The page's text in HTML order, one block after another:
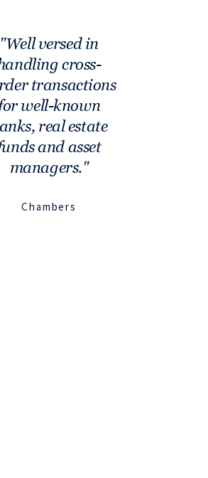
Well versed in
cross-
transactions
well-known
real estate
and asset
managers.
Chambers